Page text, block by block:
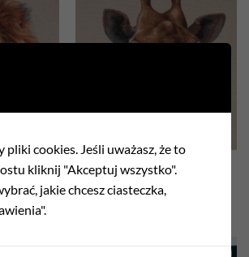
Add to
Lew
wishlist
DEKORACJE
Poszewka gobelinowa Żyrafa
pliki cookies. Jeśli uważasz, że to
kliknij "Akceptuj wszystko".
jakie chcesz ciasteczka,